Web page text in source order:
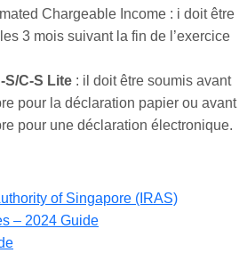
Chargeable Income : i doit être
3 mois suivant la fin de l’exercice
S/C-S Lite : il doit être soumis avant
pour la déclaration papier ou avant
pour une déclaration électronique.
of Singapore (IRAS)
– 2024 Guide